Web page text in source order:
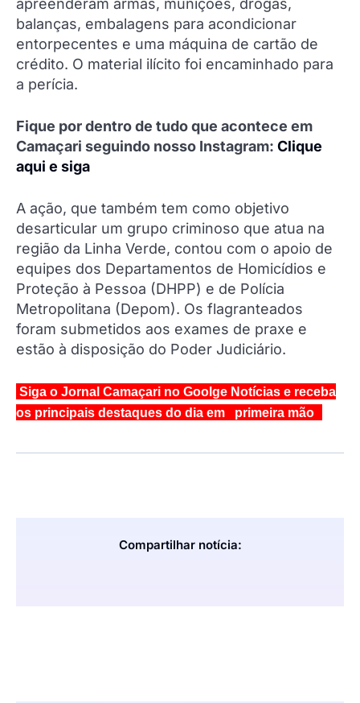
balanças, embalagens para acondicionar
entorpecentes e uma máquina de cartão de
crédito. O material ilícito foi encaminhado para
a perícia.
Fique por dentro de tudo que acontece em
Camaçari seguindo nosso Instagram: Clique
aqui e siga
A ação, que também tem como objetivo
desarticular um grupo criminoso que atua na
região da Linha Verde, contou com o apoio de
equipes dos Departamentos de Homicídios e
Proteção à Pessoa (DHPP) e de Polícia
Metropolitana (Depom). Os flagranteados
foram submetidos aos exames de praxe e
estão à disposição do Poder Judiciário.
Siga o Jornal Camaçari no Goolge Notícias e receba
os principais destaques do dia em primeira mão
Compartilhar notícia: